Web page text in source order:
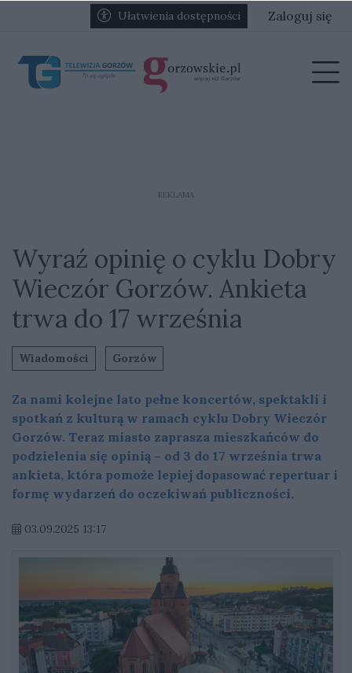
Przejdź do głównych treści
Przejdź do głównego menuUłatwienia dostępności Zaloguj się
REKLAMA
Wyraź opinię o cyklu Dobry
Wieczór Gorzów. Ankieta
trwa do 17 września
Wiadomości Gorzów
Za nami kolejne lato pełne koncertów, spektakli i
spotkań z kulturą w ramach cyklu Dobry Wieczór
Gorzów. Teraz miasto zaprasza mieszkańców do
podzielenia się opinią – od 3 do 17 września trwa
ankieta, która pomoże lepiej dopasować repertuar i
formę wydarzeń do oczekiwań publiczności.
03.09.2025 13:17